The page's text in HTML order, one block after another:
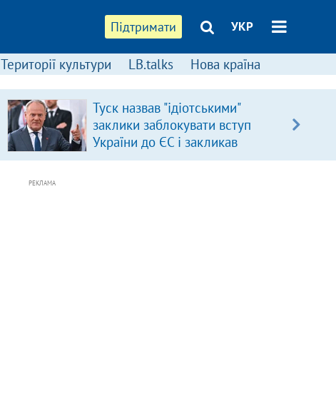
Підтримати УКР
Території культури LB.talks Нова країна
Туск назвав "ідіотськими"
заклики заблокувати вступ
України до ЄС і закликав
припинити антиукраїнську
РЕКЛАМА